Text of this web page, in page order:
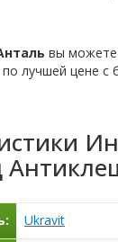
вы можете
по лучшей цене с
Ukravit